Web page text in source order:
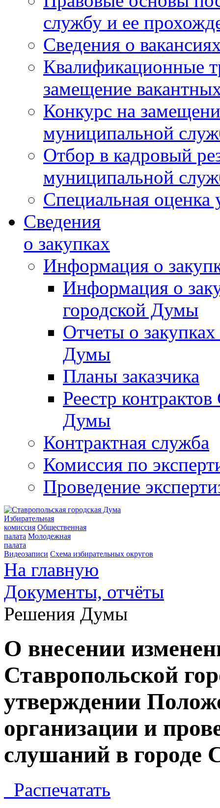
службу и ее
Сведения о
Квалификационные
замещение
Конкурс на
муниципальной
Отбор в кадровый
муниципальной
Специальная оценка
Сведения
о закупках
Информация о
Информация о
городской Думы
Отчеты о
Думы
Планы заказчика
Реестр
Думы
Контрактная служба
Комиссия по
Проведение
Избирательная
комиссия Общественная
палата Молодежная
палата
Видеозаписи Схема избирательных округов
На главную
Документы, отчёты
Решения Думы
О внесении
Ставропольской
утверждении
организации и
слушаний в городе
Распечатать